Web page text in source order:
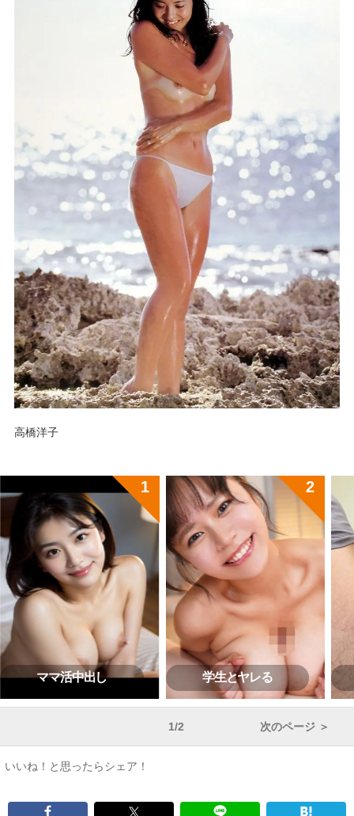
高橋洋子
ママ活中出し 学生とヤレる
1/2 次のページ ＞
いいね！と思ったらシェア！